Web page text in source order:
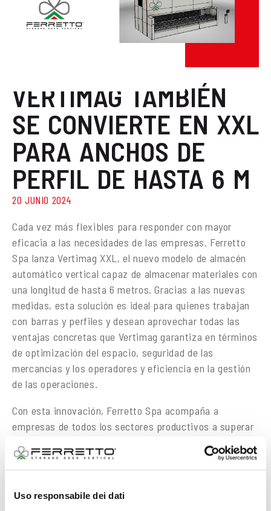
Uso responsabile dei dati
VERTIMAG TAMBIÉN
SE CONVIERTE EN XXL
PARA ANCHOS DE
PERFIL DE HASTA 6 M
20 JUNIO 2024
Cada vez más flexibles para responder con mayor
eficacia a las necesidades de las empresas. Ferretto
Spa lanza Vertimag XXL, el nuevo modelo de almacén
automático vertical capaz de almacenar materiales con
una longitud de hasta 6 metros. Gracias a las nuevas
medidas, esta solución es ideal para quienes trabajan
con barras y perfiles y desean aprovechar todas las
ventajas concretas que Vertimag garantiza en términos
de optimización del espacio, seguridad de las
mercancías y los operadores y eficiencia en la gestión
de las operaciones.
Con esta innovación, Ferretto Spa acompaña a
empresas de todos los sectores productivos a superar
Versátil, productivo y ergonómico
Vertimag está compuesto por dos frentes de estantes